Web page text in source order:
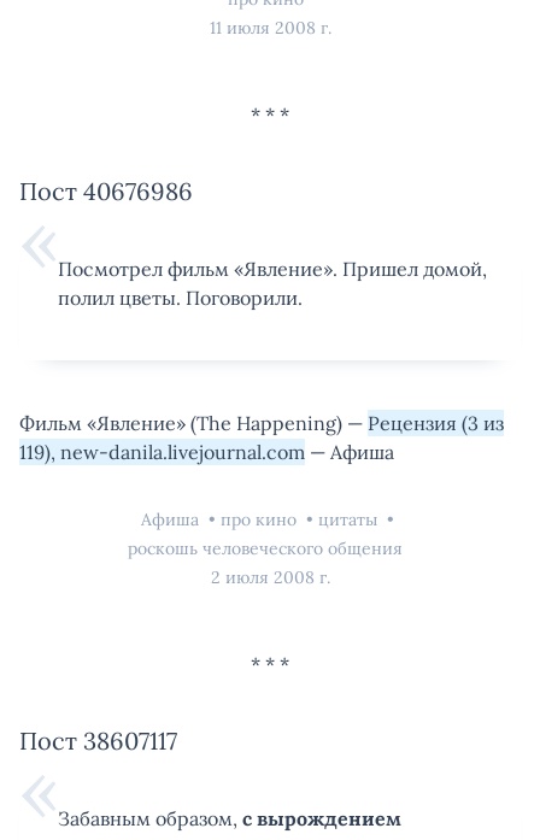
11 июля 2008 г.
Пост 40676986
Посмотрел фильм «Явление». Пришел домой,
полил цветы. Поговорили.
Фильм «Явление» (The Happening) — Рецензия (3 из
119), new-danila.livejournal.com — Афиша
Афиша про кино
цитаты
роскошь человеческого общения
2 июля 2008 г.
Пост 38607117
Забавным образом, с вырождением